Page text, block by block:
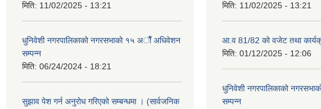
मिति: 11/02/2025 - 13:21
धुनिवेशी नगरपालिकाको नगरसभाको १५ अाैँ अधिवेशन
सम्पन्न
मिति: 06/24/2024 - 18:21
सुझाव पेश गर्न अनुरोध गरिएको सम्बन्धमा । (सार्वजनिक
मिति: 11/02/2025 - 13:21
आ.व 81/82 को वजेट तथा
मिति: 01/12/2025 - 12:06
धुनिवेशी नगरपालिकाको
सम्पन्न